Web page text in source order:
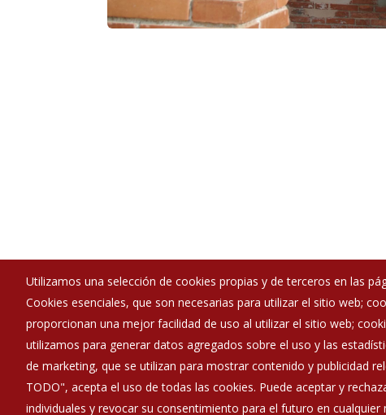
Utilizamos una selección de cookies propias y de terceros en las
Cookies esenciales, que son necesarias para utilizar el sitio web;
proporcionan una mejor facilidad de uso al utilizar el sitio web;
utilizamos para generar datos agregados sobre el uso y las
de marketing, que se utilizan para mostrar contenido y publicidad
TODO", acepta el uso de todas las cookies. Puede aceptar y
individuales y revocar su consentimiento para el futuro en
Ayuntamiento de Pradoluengo
: Plaza Clemente Zaldo 12 - 09260
: 947586001
: ayuntamiento@pradoluengo.es